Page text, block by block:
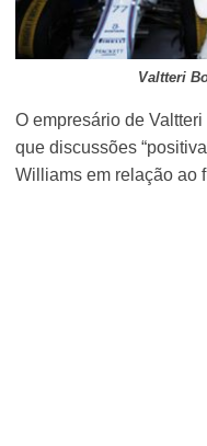
Valtteri
O empresário de
que discussões
Williams em relação ao